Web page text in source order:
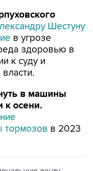
Шестуну
в угрозе
здоровью в
к суду и
в машины
к осени.
тормозов в 2023